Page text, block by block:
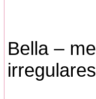
Bella –